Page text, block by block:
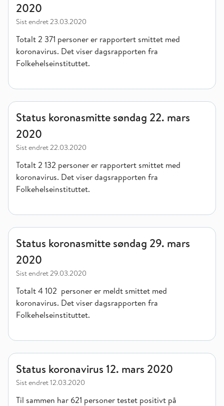
2020
Sist endret23.03.2020
Totalt 2 371 personer er rapportert smittet med
koronavirus. Det viser dagsrapporten fra
Folkehelseinstituttet.
Status koronasmitte søndag 22. mars 2020
Status koronasmitte søndag 22. mars
2020
Sist endret22.03.2020
Totalt 2 132 personer er rapportert smittet med
koronavirus. Det viser dagsrapporten fra
Folkehelseinstituttet.
Status koronasmitte søndag 29. mars 2020
Status koronasmitte søndag 29. mars
2020
Sist endret29.03.2020
Totalt 4 102 personer er meldt smittet med
koronavirus. Det viser dagsrapporten fra
Folkehelseinstituttet.
Status koronavirus 12. mars 2020
Status koronavirus 12. mars 2020
Sist endret12.03.2020
Til sammen har 621 personer testet positivt på